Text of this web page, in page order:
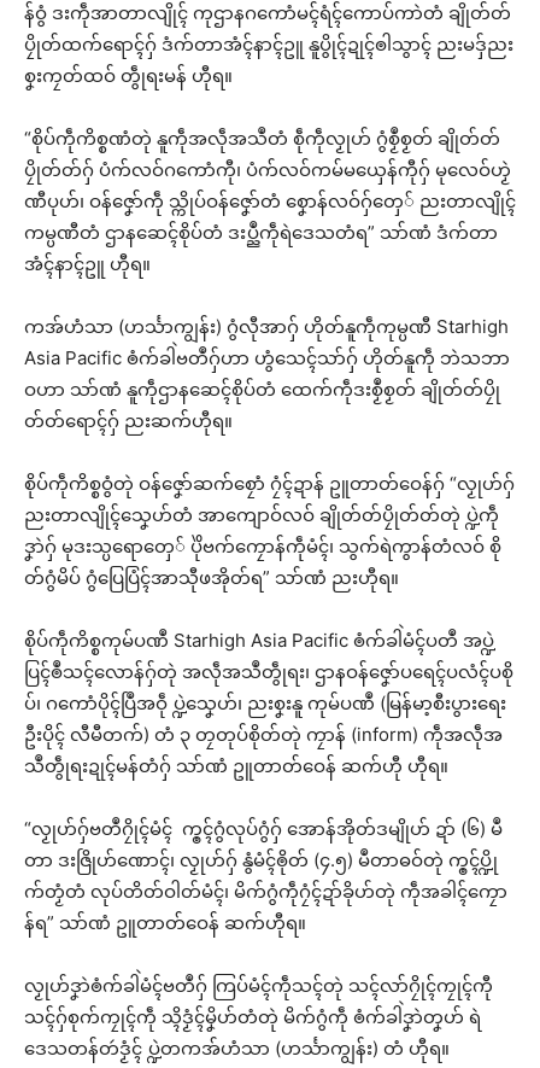
န်ဝွံ ဒးကဵုအာတာလျိုၚ် ကုဌာနဂကောံမၚ်ရံၚ်ကောပ်ကာဲတံ ချိုတ်တ်
ပၠိုတ်ထက်ရောၚ်ဂှ် ဒံက်တာအံၚ်နာၚ်ဥူ နူပွိုၚ်ဍုၚ်ၜါသွာၚ် ညးမဒှ်ညး
စၞးကၠတ်ထဝ် တွဵုရးမန် ဟီုရ။
“စိုပ်ကဵုကိစ္စဏံတုဲ နူကဵုအလဵုအသဳတံ စဵုကဵုလၟုဟ် ဂွံစၟဳစၟတ် ချိုတ်တ်
ပၠိုတ်တ်ဂှ် ပံက်လဝ်ဂကောံကီု၊ ပံက်လဝ်ကမ်မယှေန်ကီုဂှ် မုလေဝ်ဟၟဲ
ဏီပုဟ်၊ ဝန်ဇၞော်ကဵု သ္ကိုပ်ဝန်ဇၞော်တံ စၞောန်လဝ်ဂှ်တှေ် ညးတာလျိုၚ်
ကမ္ပဏီတံ ဌာနဆေၚ်စိုပ်တံ ဒးပ္ညဳကဵုရဲဒေသတံရ” သာ်ဏံ ဒံက်တာ
အံၚ်နာၚ်ဥူ ဟီုရ။
ကအ်ဟံသာ (ဟၚ်္သာကျွန်း) ဂွံလီုအာဂှ် ဟိုတ်နူကဵုကုမ္ပဏီ Starhigh
Asia Pacific ၜံက်ခါဲဗတဳဂှ်ဟာ ဟွံသေၚ်သာ်ဂှ် ဟိုတ်နူကဵု ဘဲသဘာ
ဝဟာ သာ်ဏံ နူကဵုဌာနဆေၚ်စိုပ်တံ ထေက်ကဵုဒးစၟဳစၟတ် ချိုတ်တ်ပၠို
တ်တ်ရောၚ်ဂှ် ညးဆက်ဟီုရ။
စိုပ်ကဵုကိစ္စဝွံတုဲ ဝန်ဇၞော်ဆက်စၠောံ ဂၠံၚ်ဍာန် ဥူတာတ်ဝေန်ဂှ် “လၟုဟ်ဂှ်
ညးတာလျိုၚ်သၞေဟ်တံ အာကျောဝ်လဝ် ချိုတ်တ်ပၠိုတ်တ်တုဲ ပ္ဍဲကဵု
ဒၞာဲဂှ် မုဒးသ္ပရောတှေ် ပိုဲဗက်ကၠောန်ကဵုမံၚ်၊ သွက်ရဲကွာန်တံလဝ် စို
တ်ဂွံမိပ် ဂွံပြေပြံၚ်အာသီုဖအိုတ်ရ” သာ်ဏံ ညးဟီုရ။
စိုပ်ကဵုကိစ္စကုမ်ပဏဳ Starhigh Asia Pacific ၜံက်ခါဲမံၚ်ပတဳ အပ္ဍဲ
ပြၚ်ၜဳသၚ်လောန်ဂှ်တုဲ အလဵုအသဳတွဵုရး၊ ဌာနဝန်ဇၞော်ပရေၚ်ပလံၚ်ပစို
ပ်၊ ဂကောံပိုၚ်ပြဳအဝဵု ပ္ဍဲသၞေဟ်၊ ညးစၞးနူ ကုမ်ပဏဳ (မြန်မာ့စီးပွားရေး
ဦးပိုၚ် လီမီတက်) တံ ၃ တၠတုပ်စိုတ်တုဲ ကၠာန် (inform) ကဵုအလဵုအ
သဳတွဵုရးဍုၚ်မန်တံဂှ် သာ်ဏံ ဥူတာတ်ဝေန် ဆက်ဟီု ဟီုရ။
“လၟုဟ်ဂှ်ဗတဳဂၠိုၚ်မံၚ် က္ၜၚ်ဂွံလုပ်ဂွံဂှ် အောန်အိုတ်ဒမျိုဟ် ဍာ် (၆) မဳ
တာ ဒးဇြိုဟ်ဏောၚ်၊ လၟုဟ်ဂှ် နွံမံၚ်ၜိုတ် (၄.၅) မဳတာဓဝ်တုဲ က္ၜၚ်ပ္ဍို
က်တၟံတံ လုပ်တိတ်ဝါတ်မံၚ်၊ မိက်ဂွံကဵုဂၠံၚ်ဍာ်ခိုဟ်တုဲ ကဵုအခါၚ်ကၠော
န်ရ” သာ်ဏံ ဥူတာတ်ဝေန် ဆက်ဟီုရ။
လၟုဟ်ဒၞာဲၜံက်ခါဲမံၚ်ဗတဳဂှ် ကြပ်မံၚ်ကဵုသၚ်တုဲ သၚ်လာ်ဂၠိုၚ်ကၠုၚ်ကီု
သၚ်ဂှ်စုက်ကၠုၚ်ကဵု သ္ၚိဒၟံၚ်မၞိဟ်တံတုဲ မိက်ဂွံကဵု ၜံက်ခါဲဒၞာဲတၞဟ် ရဲ
ဒေသတန်တဴဒၟံၚ် ပ္ဍဲတကအ်ဟံသာ (ဟၚ်္သာကျွန်း) တံ ဟီုရ။